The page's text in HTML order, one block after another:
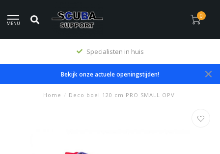
MENU
0
Specialisten in huis
Bekijk onze actuele openingstijden!
Home / Deco boei 120 cm PRO SMALL OPV